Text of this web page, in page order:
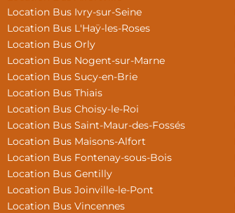
Location Bus Ivry-sur-Seine
Location Bus L'Haÿ-les-Roses
Location Bus Orly
Location Bus Nogent-sur-Marne
Location Bus Sucy-en-Brie
Location Bus Thiais
Location Bus Choisy-le-Roi
Location Bus Saint-Maur-des-Fossés
Location Bus Maisons-Alfort
Location Bus Fontenay-sous-Bois
Location Bus Gentilly
Location Bus Joinville-le-Pont
Location Bus Vincennes